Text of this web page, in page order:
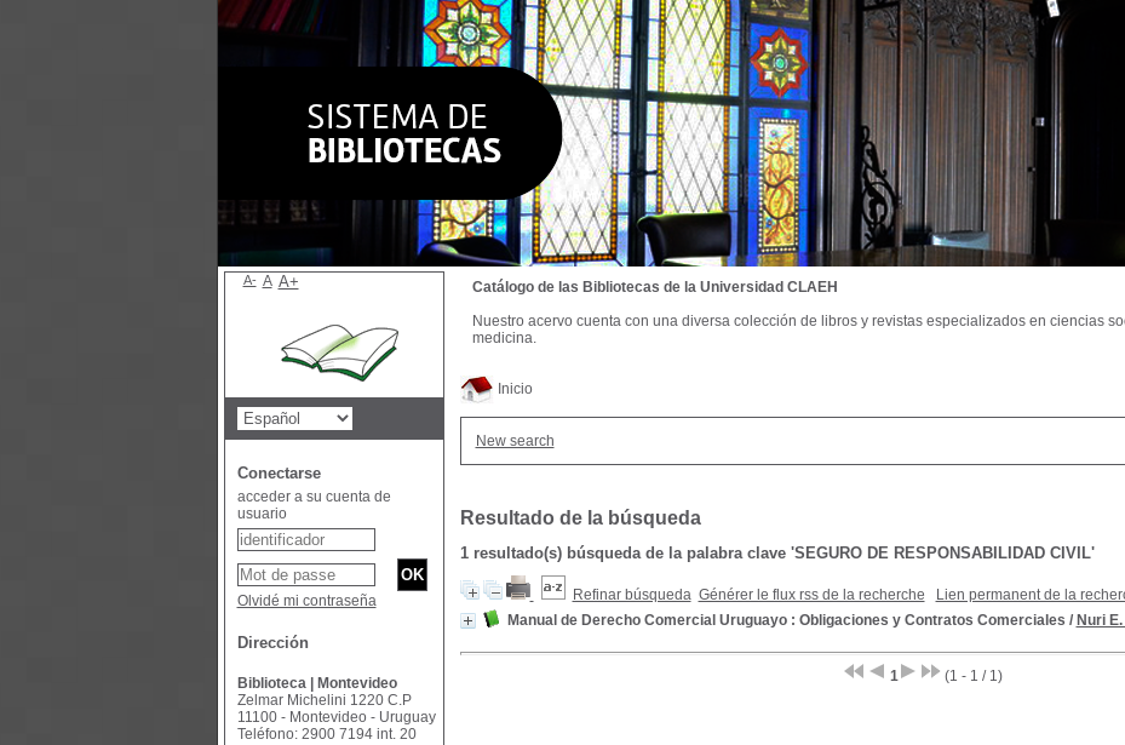
Inicio
New search
Resultado de la búsqueda
1 resultado(s) búsqueda de la palabra clave 'SEGURO DE RESPONSABILIDAD CIVIL'
Refinar búsqueda Générer le flux rss de la recherche Lien permanent de la
Manual de Derecho Comercial Uruguayo : Obligaciones y Contratos Comerciales / Nuri
1 (1 - 1 / 1)
Catálogo de las Bibliotecas de la Universidad CLAEH
Nuestro acervo cuenta con una diversa colección de libros y revistas especializados en ciencias
medicina.
A- A A+
Conectarse
acceder a su cuenta de
usuario
Olvidé mi contraseña
Dirección
Biblioteca | Montevideo
Zelmar Michelini 1220 C.P
11100 - Montevideo - Uruguay
Teléfono: 2900 7194 int. 20